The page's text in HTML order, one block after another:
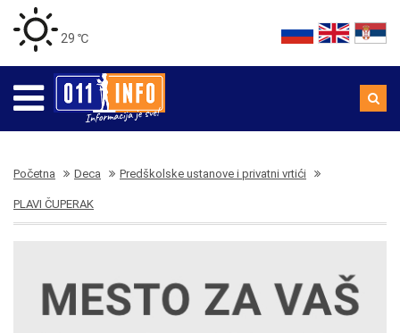
29 ℃
Početna Deca Predškolske ustanove i privatni vrtići
PLAVI ČUPERAK